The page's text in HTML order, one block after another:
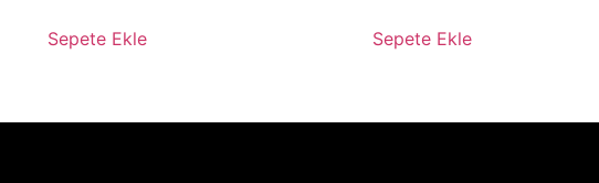
Sepete Ekle Sepete Ekle